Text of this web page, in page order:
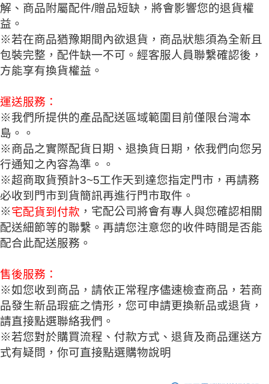
解、商品附屬配件/贈品短缺，將會影響您的退貨權
益。
※若在商品猶豫期間內欲退貨，商品狀態須為全新且
包裝完整，配件缺一不可。經客服人員聯繫確認後，
方能享有換貨權益。
運送服務：
※我們所提供的產品配送區域範圍目前僅限台灣本
島。。
※商品之實際配貨日期、退換貨日期，依我們向您另
行通知之內容為準。。
※超商取貨預計3~5工作天到達您指定門市，再請務
必收到門市到貨簡訊再進行門市取件。
※宅配貨到付款 ，宅配公司將會有專人與您確認相關
配送細節等的聯繫。再請您注意您的收件時間是否能
配合此配送服務。
售後服務：
※如您收到商品，請依正常程序儘速檢查商品，若商
品發生新品瑕疵之情形，您可申請更換新品或退貨，
請直接點選聯絡我們。
※若您對於購買流程、付款方式、退貨及商品運送方
式有疑問，你可直接點選購物說明